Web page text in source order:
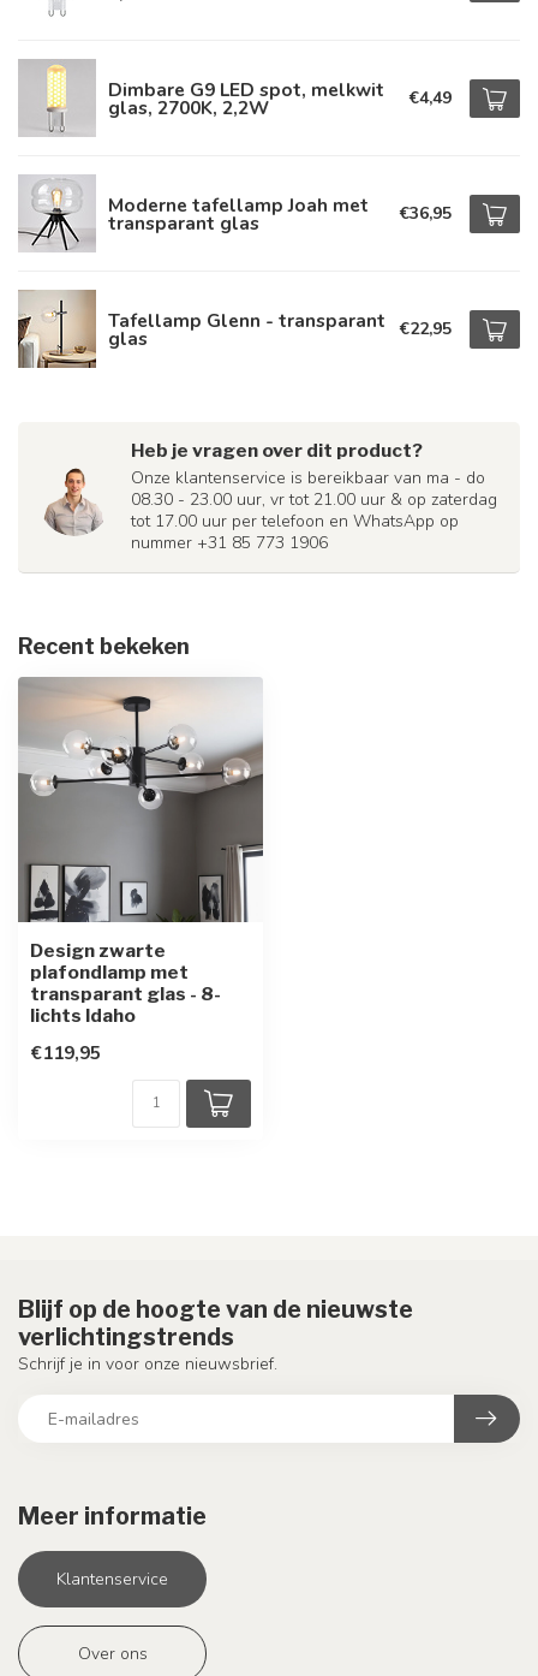
Dimbare G9 LED spot, melkwit
glas, 2700K, 2,2W €4,49
Moderne tafellamp Joah met
transparant glas €36,95
Tafellamp Glenn - transparant
glas €22,95
Heb je vragen over dit product?
Onze klantenservice is bereikbaar van ma - do
08.30 - 23.00 uur, vr tot 21.00 uur & op zaterdag
tot 17.00 uur per telefoon en WhatsApp op
nummer +31 85 773 1906
Recent bekeken
Design zwarte
plafondlamp met
transparant glas - 8-
lichts Idaho
€119,95
Meer informatie
Klantenservice
Over ons
Blijf op de hoogte van de nieuwste
verlichtingstrends
Schrijf je in voor onze nieuwsbrief.